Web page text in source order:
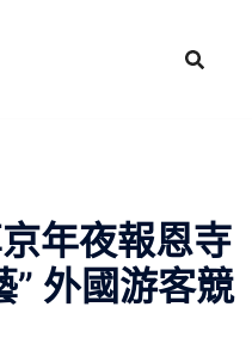
年夜報恩寺
” 外國游客競